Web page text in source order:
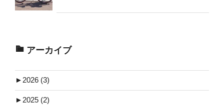
アーカイブ
► 2026 (3)
► 2025 (2)